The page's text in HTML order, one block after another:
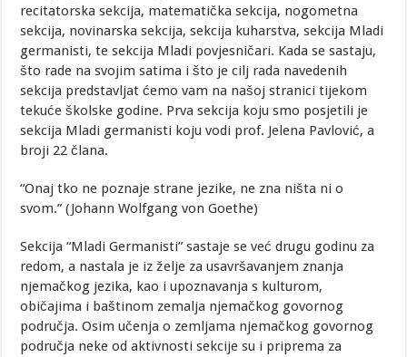
recitatorska sekcija, matematička sekcija, nogometna
sekcija, novinarska sekcija, sekcija kuharstva, sekcija Mladi
germanisti, te sekcija Mladi povjesničari. Kada se sastaju,
što rade na svojim satima i što je cilj rada navedenih
sekcija predstavljat ćemo vam na našoj stranici tijekom
tekuće školske godine. Prva sekcija koju smo posjetili je
sekcija Mladi germanisti koju vodi prof. Jelena Pavlović, a
broji 22 člana.
“Onaj tko ne poznaje strane jezike, ne zna ništa ni o
svom.” (Johann Wolfgang von Goethe)
Sekcija “Mladi Germanisti” sastaje se već drugu godinu za
redom, a nastala je iz želje za usavršavanjem znanja
njemačkog jezika, kao i upoznavanja s kulturom,
običajima i baštinom zemalja njemačkog govornog
područja. Osim učenja o zemljama njemačkog govornog
područja neke od aktivnosti sekcije su i priprema za